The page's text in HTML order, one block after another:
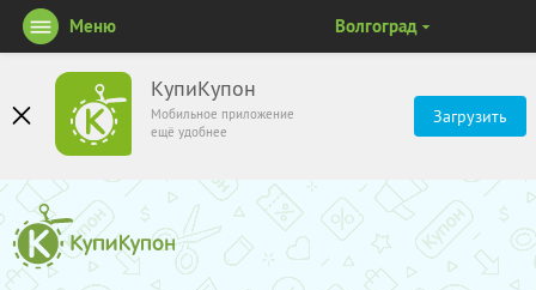
КупиКупон
Мобильное приложение
ещё удобнее
Загрузить
Меню Волгоград